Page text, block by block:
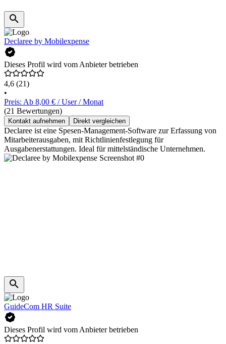
Declaree by Mobilexpense
Dieses Profil wird vom Anbieter betrieben
4,6 (21)
•
Preis: Ab 8,00 € / User / Monat
(21 Bewertungen)
Kontakt aufnehmen Direkt vergleichen
Declaree ist eine Spesen-Management-Software zur Erfassung von
Mitarbeiterausgaben, mit Richtlinienfestlegung für
Ausgabenerstattungen. Ideal für mittelständische Unternehmen.
GuideCom HR Suite
Dieses Profil wird vom Anbieter betrieben